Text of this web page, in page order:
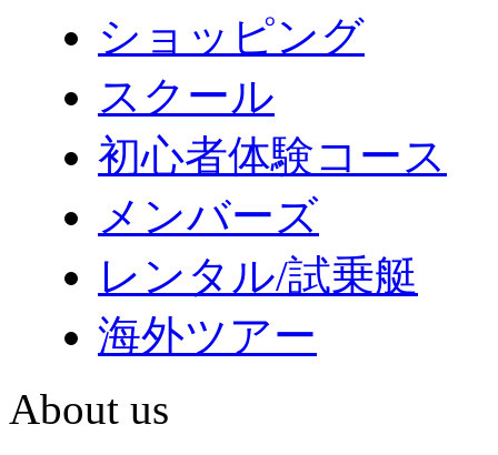
ショッピング
スクール
初心者体験コース
メンバーズ
レンタル/試乗艇
海外ツアー
About us